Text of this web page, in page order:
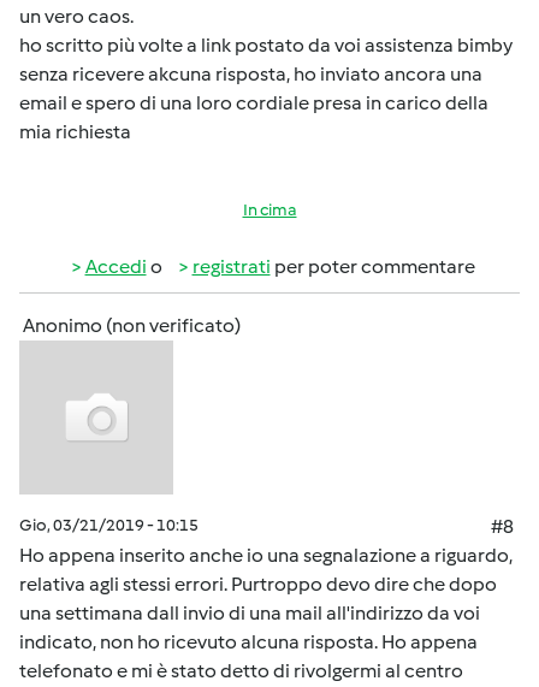
un vero caos.
ho scritto più volte a link postato da voi assistenza bimby
senza ricevere akcuna risposta, ho inviato ancora una
email e spero di una loro cordiale presa in carico della
mia richiesta
In cima
Accedi o registrati per poter commentare
Anonimo (non verificato)
Gio, 03/21/2019 - 10:15
#8
Ho appena inserito anche io una segnalazione a riguardo,
relativa agli stessi errori. Purtroppo devo dire che dopo
una settimana dall invio di una mail all'indirizzo da voi
indicato, non ho ricevuto alcuna risposta. Ho appena
telefonato e mi è stato detto di rivolgermi al centro